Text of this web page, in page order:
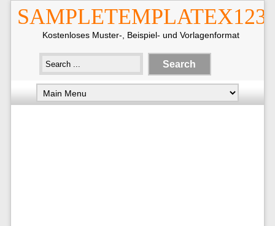
Kostenloses Muster-, Beispiel- und Vorlagenformat